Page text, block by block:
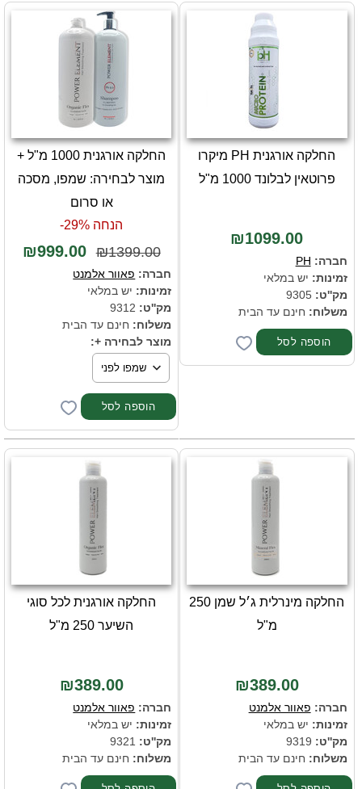
החלקה אורגנית PH מיקרו
פרוטאין לבלונד 1000 מ"ל
₪1099.00
חברה: PH
זמינות: יש במלאי
מק''ט: 9305
משלוח: חינם עד הבית
החלקה אורגנית 1000 מ"ל +
מוצר לבחירה: שמפו, מסכה
או סרום
הנחה 29%-
₪1399.00
₪999.00
חברה: פאוור אלמנט
זמינות: יש במלאי
מק''ט:
משלוח: חינם עד הבית
מוצר לבחירה +:
החלקה מינרלית ג׳ל שמן 250
מ"ל
₪389.00
חברה: פאוור אלמנט
זמינות: יש במלאי
מק''ט:
משלוח: חינם עד הבית
החלקה אורגנית לכל סוגי
השיער 250 מ"ל
₪389.00
חברה: פאוור אלמנט
זמינות: יש במלאי
מק''ט:
משלוח: חינם עד הבית